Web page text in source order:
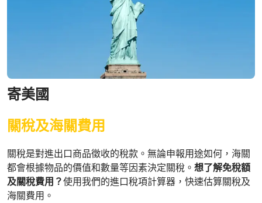
寄美國
關稅及海關費用
關稅是對進出口商品徵收的稅款。無論申報用途如何，海關
都會根據物品的價值和數量等因素決定關稅。 想了解免稅額
及關稅費用？使用我們的進口稅項計算器，快速估算關稅及
海關費用。